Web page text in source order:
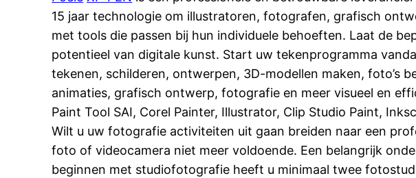
15 jaar technologie om illustratoren, fotografen, grafisch
met tools die passen bij hun individuele behoeften. Laat de
potentieel van digitale kunst. Start uw tekenprogramma
tekenen, schilderen, ontwerpen, 3D-modellen maken, foto’s
animaties, grafisch ontwerp, fotografie en meer visueel en
Paint Tool SAI, Corel Painter, Illustrator, Clip Studio Paint,
Wilt u uw fotografie activiteiten uit gaan breiden naar een
foto of videocamera niet meer voldoende. Een belangrijk
beginnen met studiofotografie heeft u minimaal twee